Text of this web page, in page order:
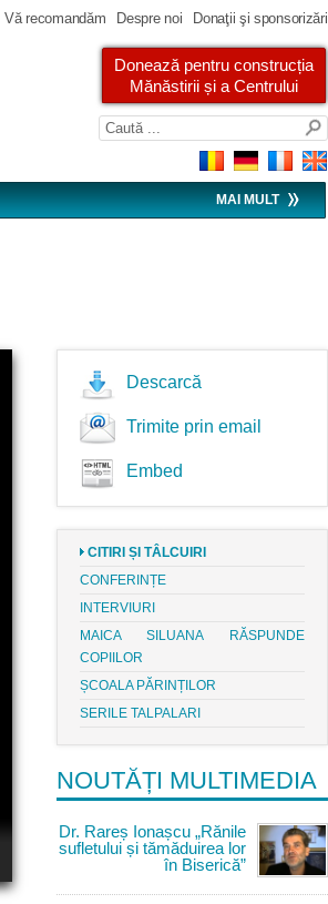
Vă recomandăm Despre noi Donaţii şi sponsorizări
Donează pentru construcția
Mănăstirii și a Centrului
MAI MULT
Descarcă
Trimite prin email
Embed
CITIRI ȘI TÂLCUIRI
CONFERINȚE
INTERVIURI
MAICA SILUANA RĂSPUNDE
COPIILOR
ȘCOALA PĂRINȚILOR
SERILE TALPALARI
NOUTĂȚI MULTIMEDIA
Dr. Rareș Ionașcu „Rănile
sufletului și tămăduirea lor
în Biserică”